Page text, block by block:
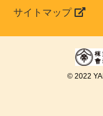
サイトマップ
© 2022